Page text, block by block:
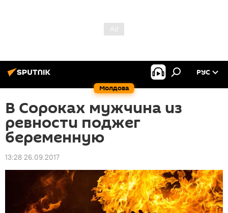
Молдова
РУС
В Сороках мужчина из
ревности поджег
беременную
13:28 26.09.2017